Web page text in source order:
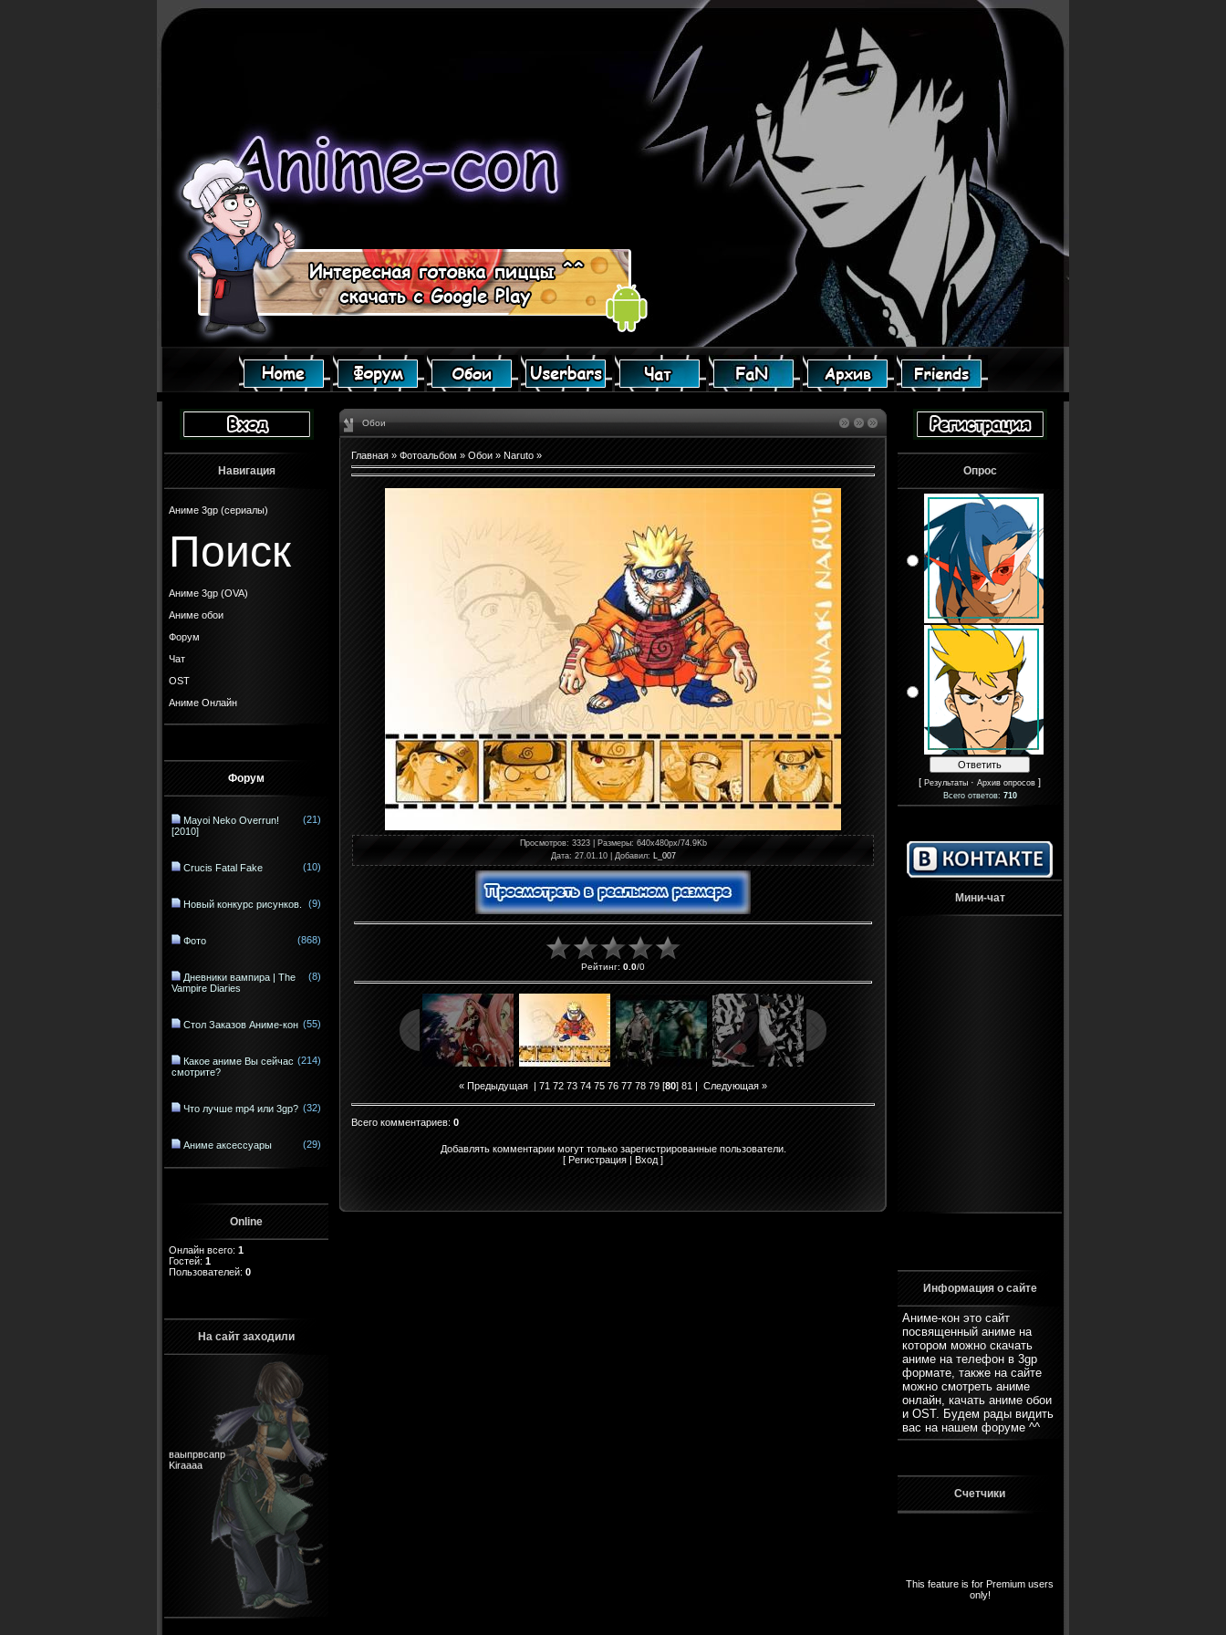
Навигация
Аниме 3gp (сериалы)
Поиск
Аниме 3gp (OVA)
Аниме обои
Форум
Чат
OST
Аниме Онлайн
Форум
Mayoi Neko Overrun!
[2010]
(21)
Crucis Fatal Fake (10)
Новый конкурс рисунков. (9)
Фото (868)
Дневники вампира | The
Vampire Diaries
(8)
Стол Заказов Аниме-кон (55)
Какое аниме Вы сейчас
смотрите?
(214)
Что лучше mp4 или 3gp? (32)
Аниме аксессуары (29)
Online
Онлайн всего: 1
Гостей: 1
Пользователей: 0
На сайт заходили
ваыпрвсапр
Kiraaaa
Обои
Главная » Фотоальбом » Обои » Naruto »
Просмотров: 3323 | Размеры: 640x480px/74.9Kb
Дата: 27.01.10 | Добавил: L_007
Рейтинг: 0.0/0
« Предыдущая | 71 72 73 74 75 76 77 78 79 [80] 81 | Следующая »
Всего комментариев: 0
Добавлять комментарии могут только зарегистрированные пользователи.
[ Регистрация | Вход ]
Опрос
[ Результаты · Архив опросов ]
Всего ответов: 710
Мини-чат
Информация о сайте
Аниме-кон это сайт
посвященный аниме на
котором можно скачать
аниме на телефон в 3gp
формате, также на сайте
можно смотреть аниме
онлайн, качать аниме обои
и OST. Будем рады видить
вас на нашем форуме ^^
Счетчики
This feature is for Premium users
only!